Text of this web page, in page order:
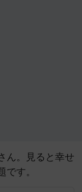
ん。見ると幸せ
す。